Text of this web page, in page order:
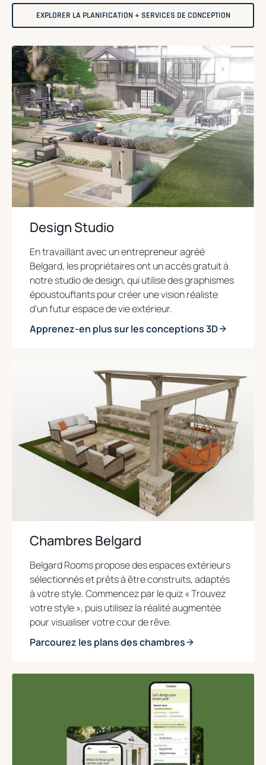
EXPLORER LA PLANIFICATION + SERVICES DE CONCEPTION
Design Studio
En travaillant avec un entrepreneur agréé
Belgard, les propriétaires ont un accès gratuit à
notre studio de design, qui utilise des graphismes
époustouflants pour créer une vision réaliste
d’un futur espace de vie extérieur.
Apprenez-en plus sur les conceptions 3D
Chambres Belgard
Belgard Rooms propose des espaces extérieurs
sélectionnés et prêts à être construits, adaptés
à votre style. Commencez par le quiz « Trouvez
votre style », puis utilisez la réalité augmentée
pour visualiser votre cour de rêve.
Parcourez les plans des chambres